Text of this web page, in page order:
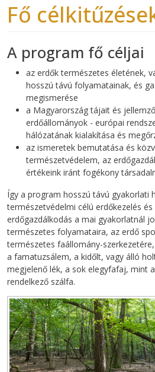
Fő
A program fő céljai
az erdők természetes életének,
hosszú távú folyamatainak, és
megismerése
a Magyarország tájait és
erdőállományok - európai
hálózatának kialakítása és
az ismeretek bemutatása és
természetvédelem, az
értékeink iránt fogékony
Így a program hosszú távú gyakorlati
természetvédelmi célú erdőkezelés
erdőgazdálkodás a mai gyakorlatnál
természetes folyamataira, az erdő
természetes faállomány-
a famatuzsálem, a kidőlt, vagy álló
megjelenő lék, a sok elegyfafaj, mint
rendelkező szálfa.